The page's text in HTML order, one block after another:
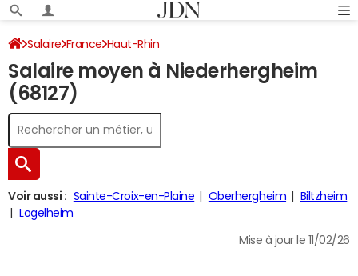
Salaire France Haut-Rhin
Salaire moyen à Niederhergheim
(68127)
Voir aussi : Sainte-Croix-en-Plaine Oberhergheim
Biltzheim
Logelheim
Mise à jour le 11/02/26